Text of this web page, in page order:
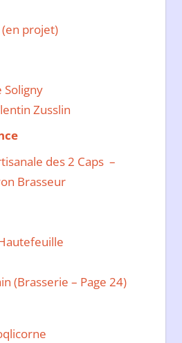
projet)
Soligny
Zusslin
des 2 Caps –
Brasseur
(Brasserie – Page 24)